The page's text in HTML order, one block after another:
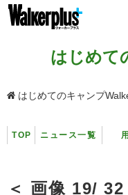
はじめて
はじめてのキャンプ
TOP ニュース一覧
＜ 画像 19/